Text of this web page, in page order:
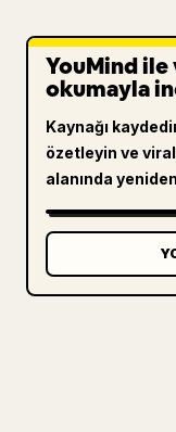
YouMind
okumayla
Kaynağı
özetleyin ve
alanında